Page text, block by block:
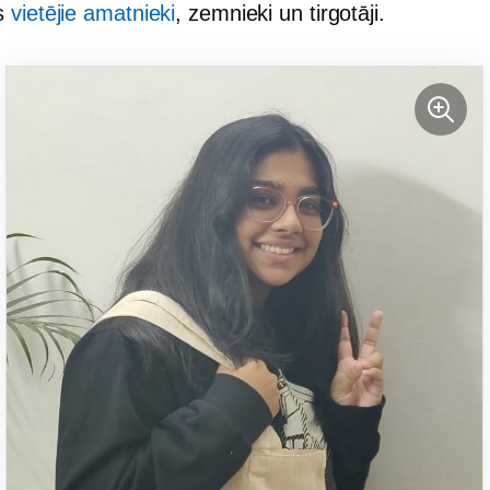
vietējie amatnieki, zemnieki un tirgotāji.